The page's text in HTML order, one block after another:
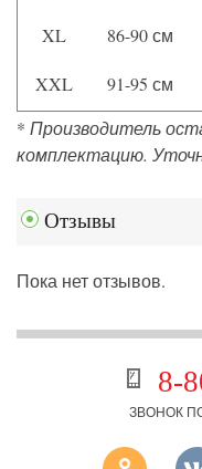
XL 86-90 см
XXL 91-95 см
* Производитель
комплектацию.
Отзывы
Пока нет отзывов.
8-
ЗВОНОК